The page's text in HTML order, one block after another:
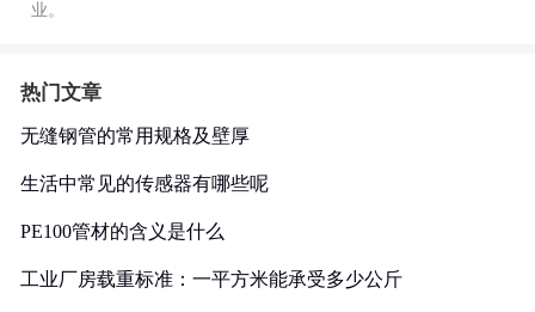
业。
热门文章
无缝钢管的常用规格及壁厚
生活中常见的传感器有哪些呢
PE100管材的含义是什么
工业厂房载重标准：一平方米能承受多少公斤